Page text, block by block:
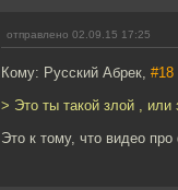
отправлено 02.09.15 17:25
Кому: Русский Абрек, #18
> Это ты такой злой , или
Это к тому, что видео